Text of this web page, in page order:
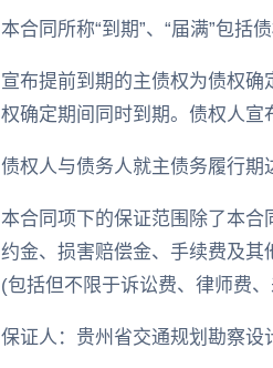
本合同所称“到期”、“届满”包括
宣布提前到期的主债权为债权
权确定期间同时到期。债权人宣
债权人与债务人就主债务履行期
本合同项下的保证范围除了本
约金、损害赔偿金、手续费及其
(包括但不限于诉讼费、律师费
保证人：贵州省交通规划勘察设